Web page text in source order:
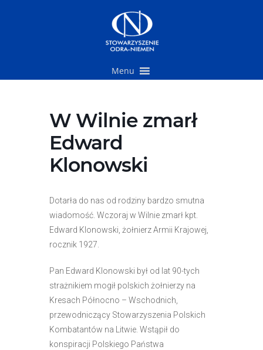
Menu
W Wilnie zmarł
Edward
Klonowski
Dotarła do nas od rodziny bardzo smutna
wiadomość. Wczoraj w Wilnie zmarł kpt.
Edward Klonowski, żołnierz Armii Krajowej,
rocznik 1927.
Pan Edward Klonowski był od lat 90-tych
strażnikiem mogił polskich żołnierzy na
Kresach Północno – Wschodnich,
przewodniczący Stowarzyszenia Polskich
Kombatantów na Litwie. Wstąpił do
konspiracji Polskiego Państwa